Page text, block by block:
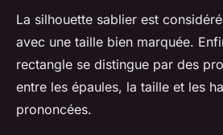
La silhouette sablier est
avec une taille bien marquée.
rectangle se distingue par des
entre les épaules, la taille et les
prononcées.